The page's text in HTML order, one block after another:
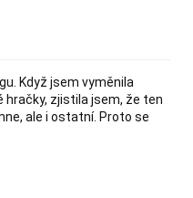
Když jsem vyměnila
hračky, zjistila jsem, že ten
ale i ostatní. Proto se